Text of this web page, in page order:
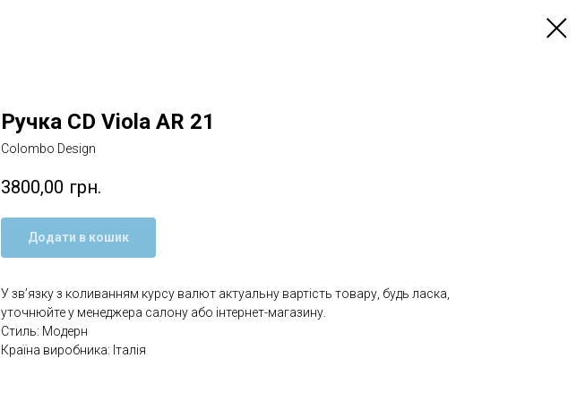
Ручка CD Viola AR 21
Colombo Design
3800,00 грн.
Додати в кошик
У зв’язку з коливанням курсу валют актуальну вартість товару, будь ласка,
уточнюйте у менеджера салону або інтернет-магазину.
Стиль: Модерн
Країна виробника: Італія